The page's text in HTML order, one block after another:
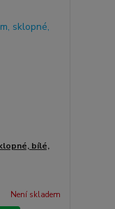
bílé,
Není skladem